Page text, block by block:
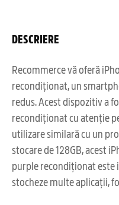
DESCRIERE
Recommerce vă oferă
recondiționat, un
redus. Acest dispozitiv a
recondiționat cu atenție
utilizare similară cu un
stocare de 128GB, acest
purple recondiționat este
stocheze multe aplicații,